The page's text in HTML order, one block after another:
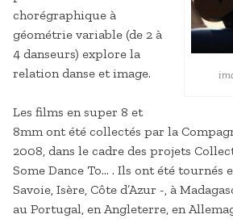
chorégraphique à
géométrie variable (de 2 à
4 danseurs) explore la
relation danse et image.
Les films en super 8 et
8mm ont été collectés par la
2008, dans le cadre des projets
Some Dance To… . Ils ont été tournés
Savoie, Isère, Côte d’Azur -, à
au Portugal, en Angleterre, en